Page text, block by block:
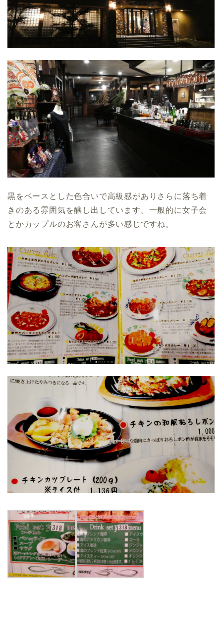
黒をベースとした色合いで高級感がありさらに落ち着
きのある雰囲気を醸し出しています。一般的に女子会
とかカップルのお客さんが多い感じですね。